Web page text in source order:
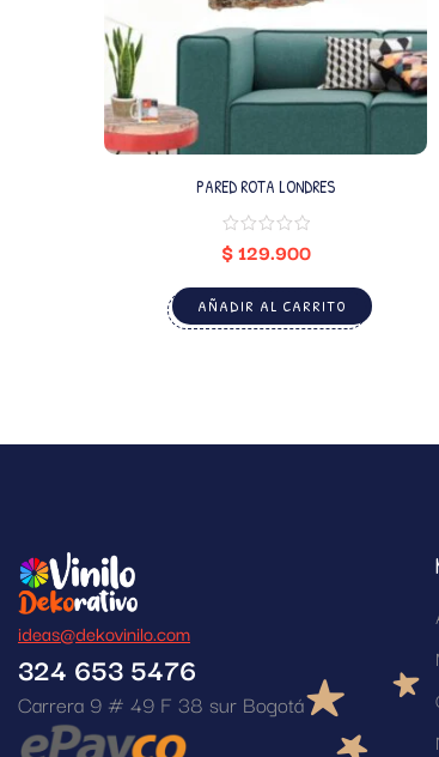
PARED ROTA LONDRES
$129.900
AÑADIR AL CARRITO
ideas@dekovinilo.com
324 653 5476
Carrera 9 # 49 F 38 sur Bogotá